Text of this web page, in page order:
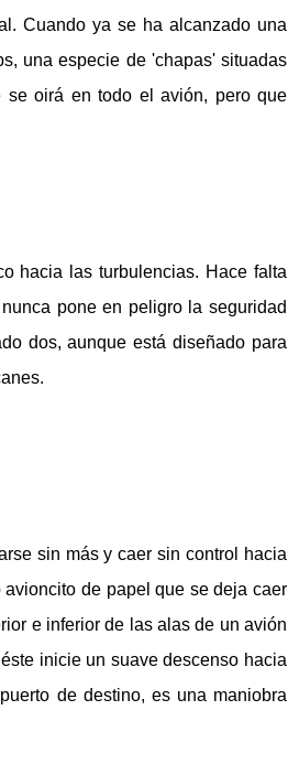
Cuando ya se ha alcanzado una
una especie de 'chapas' situadas
se oirá en todo el avión, pero que
hacia las turbulencias. Hace falta
pone en peligro la seguridad
dos, aunque está diseñado para
sin más y caer sin control hacia
de papel que se deja caer
e inferior de las alas de un avión
inicie un suave descenso hacia
de destino, es una maniobra